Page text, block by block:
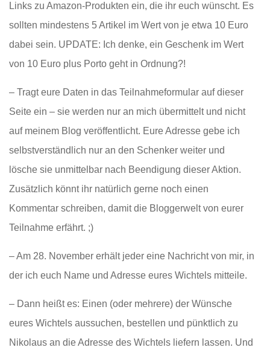
Links zu Amazon-Produkten ein, die ihr euch wünscht. Es
sollten mindestens 5 Artikel im Wert von je etwa 10 Euro
dabei sein. UPDATE: Ich denke, ein Geschenk im Wert
von 10 Euro plus Porto geht in Ordnung?!
– Tragt eure Daten in das Teilnahmeformular auf dieser
Seite ein – sie werden nur an mich übermittelt und nicht
auf meinem Blog veröffentlicht. Eure Adresse gebe ich
selbstverständlich nur an den Schenker weiter und
lösche sie unmittelbar nach Beendigung dieser Aktion.
Zusätzlich könnt ihr natürlich gerne noch einen
Kommentar schreiben, damit die Bloggerwelt von eurer
Teilnahme erfährt. ;)
– Am 28. November erhält jeder eine Nachricht von mir, in
der ich euch Name und Adresse eures Wichtels mitteile.
– Dann heißt es: Einen (oder mehrere) der Wünsche
eures Wichtels aussuchen, bestellen und pünktlich zu
Nikolaus an die Adresse des Wichtels liefern lassen. Und